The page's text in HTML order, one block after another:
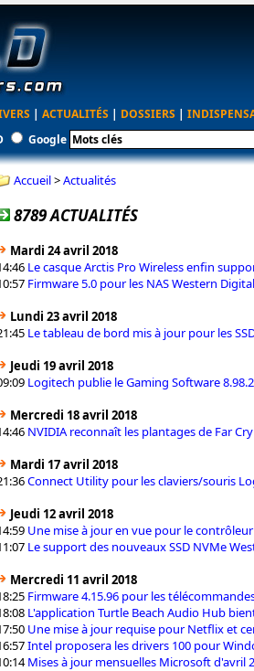
| ACTUALITÉS | DOSSIERS |
Google
Accueil>Actualités
8789 ACTUALITÉS
Mardi 24 avril 2018
Le casque Arctis Pro Wireless enfin
Firmware 5.0 pour les NAS Western
Lundi 23 avril 2018
Le tableau de bord mis à jour pour les
Jeudi 19 avril 2018
Logitech publie le Gaming Software
Mercredi 18 avril 2018
NVIDIA reconnaît les plantages de Far
Mardi 17 avril 2018
Connect Utility pour les claviers/souris
Jeudi 12 avril 2018
Une mise à jour en vue pour le
Le support des nouveaux SSD NVMe
Mercredi 11 avril 2018
Firmware 4.15.96 pour les
L'application Turtle Beach Audio Hub
Une mise à jour requise pour Netflix et
Intel proposera les drivers 100 pour
Mises à jour mensuelles Microsoft d'avril